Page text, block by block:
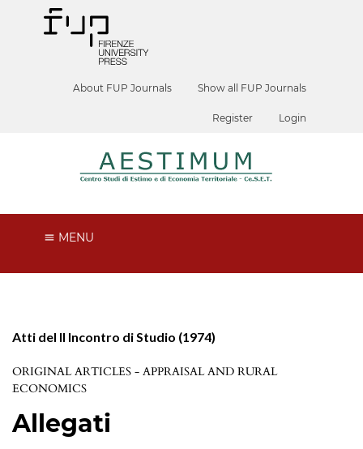
About FUP Journals Show all FUP Journals
Register Login
MENU
Atti del II Incontro di Studio (1974)
ORIGINAL ARTICLES - APPRAISAL AND RURAL
ECONOMICS
Allegati